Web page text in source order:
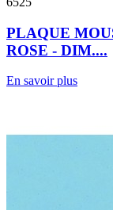
PLAQUE
ROSE - DIM....
En savoir plus